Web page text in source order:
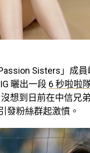
Sisters」成
曬出一段 6 秒啦啦
想到日前在中信兄
發粉絲群起激憤。